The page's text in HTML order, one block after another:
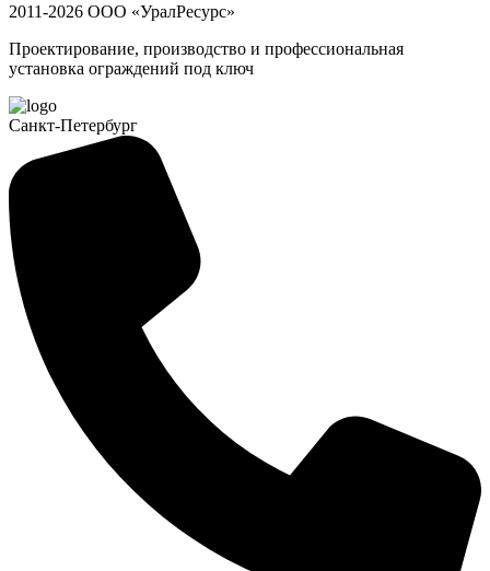
2011-2026 ООО «УралРесурс»
Проектирование, производство и профессиональная
установка ограждений под ключ
Санкт-Петербург